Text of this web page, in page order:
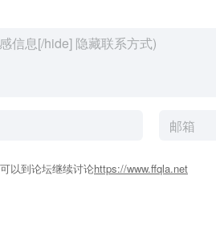
以到论坛继续讨论https://www.ffqla.net